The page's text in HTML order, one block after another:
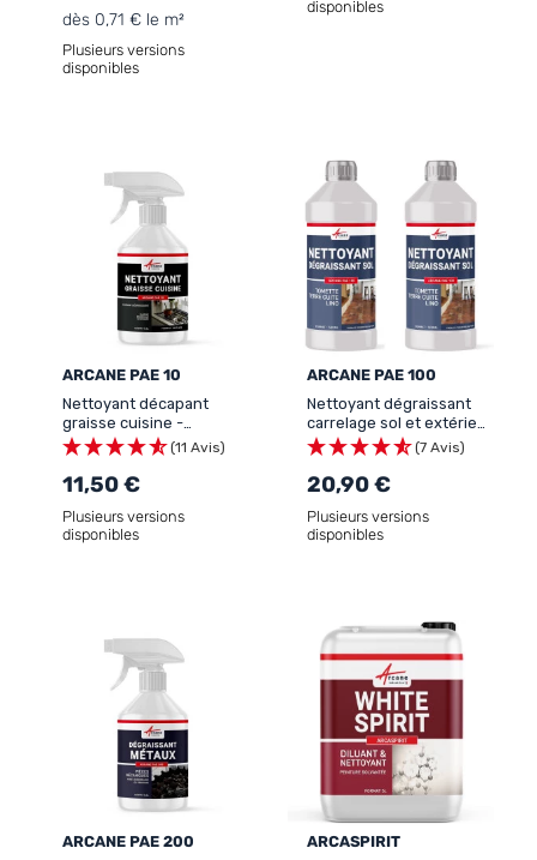
dès 0,71 € le m²
Plusieurs versions
disponibles
disponibles
ARCANE PAE 10
Nettoyant décapant
graisse cuisine -
NETTOYANT GRAISSES ET
SUIES
(11 Avis)
11,50 €
Plusieurs versions
disponibles
ARCANE PAE 100
Nettoyant dégraissant
carrelage sol et extérieur
- NETTOYANT
DÉGRAISSANT SOL
(7 Avis)
20,90 €
Plusieurs versions
disponibles
ARCANE PAE 200
ARCASPIRIT